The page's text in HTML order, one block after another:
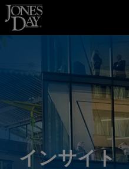
Skip to content
インサイト